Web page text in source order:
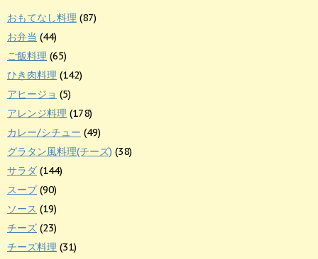
おもてなし料理 (87)
お弁当 (44)
ご飯料理 (65)
ひき肉料理 (142)
アヒージョ (5)
アレンジ料理 (178)
カレー/シチュー (49)
グラタン風料理(チーズ) (38)
サラダ (144)
スープ(90)
ソース (19)
チーズ (23)
チーズ料理 (31)